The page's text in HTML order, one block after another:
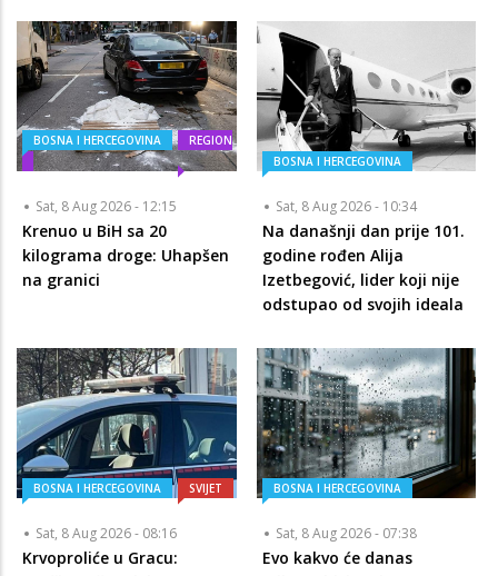
BOSNA I HERCEGOVINA REGION
Sat, 8 Aug 2026 - 12:15
Krenuo u BiH sa 20
kilograma droge: Uhapšen
na granici
BOSNA I HERCEGOVINA
Sat, 8 Aug 2026 - 10:34
Na današnji dan prije 101.
godine rođen Alija
Izetbegović, lider koji nije
odstupao od svojih ideala
BOSNA I HERCEGOVINA SVIJET
Sat, 8 Aug 2026 - 08:16
Krvoproliće u Gracu:
BOSNA I HERCEGOVINA
Sat, 8 Aug 2026 - 07:38
Evo kakvo će danas